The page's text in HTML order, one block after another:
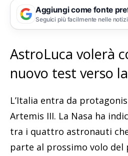
Aggiungi come fonte
Seguici più facilmente nelle
AstroLuca volerà
nuovo test verso
L’Italia entra da
Artemis III. La Nasa ha
tra i quattro astronauti
parte al prossimo volo del